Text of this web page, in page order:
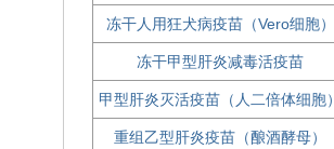
冻干人用狂犬病疫苗（Vero细胞）
冻干甲型肝炎减毒活疫苗
甲型肝炎灭活疫苗（人二倍体细胞）
重组乙型肝炎疫苗（酿酒酵母）